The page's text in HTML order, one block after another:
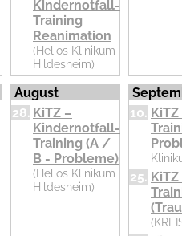
Kindernotfall-
Training
Reanimation
(Helios Klinikum
Hildesheim)
August
28. KiTZ –
Kindernotfall-
Training (A /
B - Probleme)
(Helios Klinikum
Hildesheim)
10.
25.